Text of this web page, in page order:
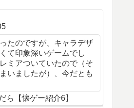
たのですが、キャラデザ
て印象深いゲームでし
ミアついていたので（そ
いましたが）、今だとも
ら【懐ゲー紹介6】